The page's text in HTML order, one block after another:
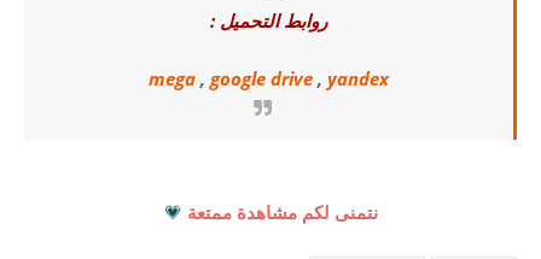
روابط التحميل :
mega , google drive , yandex
نتمنى لكم مشاهدة ممتعة 💗